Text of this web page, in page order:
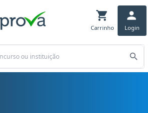
Carrinho Login